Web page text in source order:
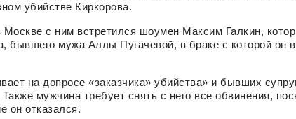
убийстве Киркорова.
с ним встретился шоумен Максим Галкин,
бывшего мужа Аллы Пугачевой, в браке с которой он
на допросе «заказчика» убийства» и бывших
мужчина требует снять с него все обвинения,
он отказался.